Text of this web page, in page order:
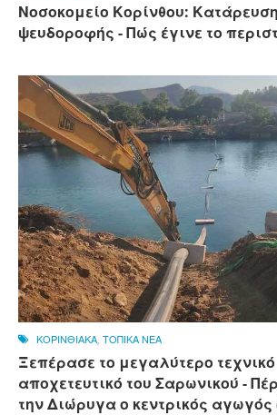
Νοσοκομείο Κορίνθου:
ψευδοροφής - Πώς έγινε το
ΚΟΡΙΝΘΙΑΚΑ ΤΟΠΙΚΑ ΝΕΑ
Ξεπέρασε το μεγαλύτερο
αποχετευτικό του Σαρωνικού -
την Διώρυγα ο κεντρικός αγωγός